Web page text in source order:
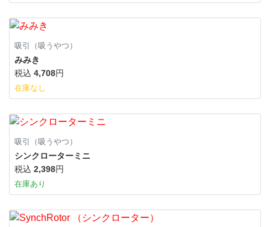
吸引（吸うやつ）
みみき
税込 4,708円
在庫なし
吸引（吸うやつ）
シンクローターミニ
税込 2,398円
在庫あり